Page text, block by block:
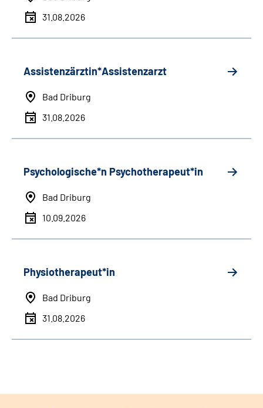
31.08.2026
Assistenzärztin*Assistenzarzt
Bad Driburg
31.08.2026
Psychologische*n Psychotherapeut*in
Bad Driburg
10.09.2026
Physiotherapeut*in
Bad Driburg
31.08.2026